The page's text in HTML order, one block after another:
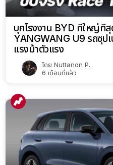
บุกโรงงาน BYD ที่ใหญ่ที่
YANGWANG U9 รถซุป
แรงม้าตัวแรง
โดย Nuttanon P.
6 เดือนที่แล้ว